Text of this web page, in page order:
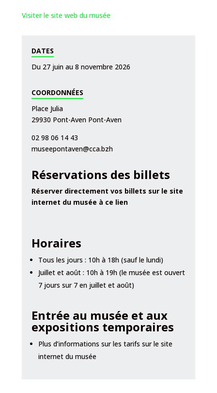
Visiter le site web du musée
DATES
Du 27 juin au 8 novembre 2026
COORDONNÉES
Place Julia
29930 Pont-Aven Pont-Aven
02 98 06 14 43
museepontaven@cca.bzh
Réservations des billets
Réserver directement vos billets sur le site
internet du musée à ce lien
Horaires
Tous les jours : 10h à 18h (sauf le lundi)
Juillet et août : 10h à 19h (le musée est ouvert
7 jours sur 7 en juillet et août)
Entrée au musée et aux
expositions temporaires
Plus d’informations sur les tarifs sur le site
internet du musée